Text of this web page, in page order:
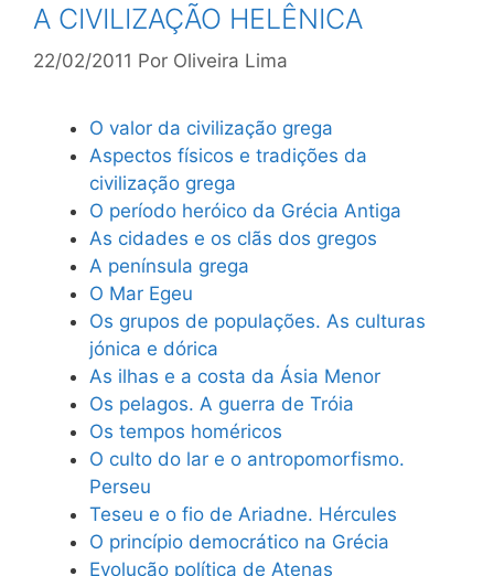
A CIVILIZAÇÃO HELÊNICA
22/02/2011 Por Oliveira Lima
O valor da civilização grega
Aspectos físicos e tradições da
civilização grega
O período heróico da Grécia Antiga
As cidades e os clãs dos gregos
A península grega
O Mar Egeu
Os grupos de populações. As culturas
jónica e dórica
As ilhas e a costa da Ásia Menor
Os pelagos. A guerra de Tróia
Os tempos homéricos
O culto do lar e o antropomorfismo.
Perseu
Teseu e o fio de Ariadne. Hércules
O princípio democrático na Grécia
Evolução política de Atenas